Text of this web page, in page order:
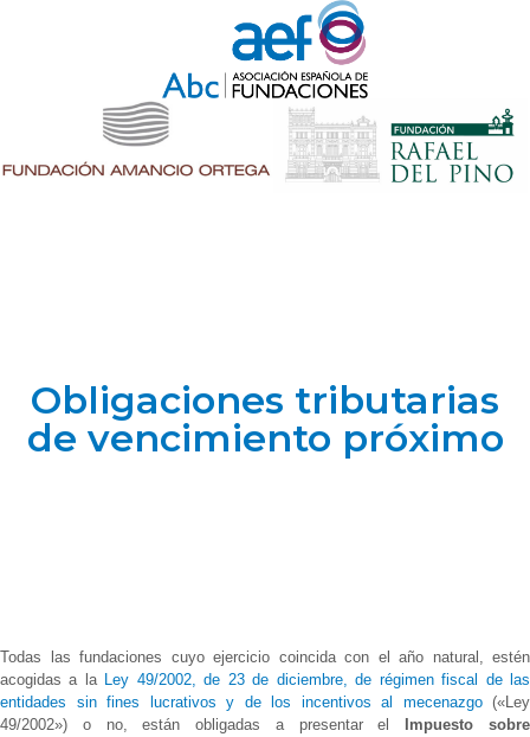
Obligaciones tributarias
de vencimiento próximo
Todas las fundaciones cuyo ejercicio coincida con el año natural, estén
acogidas a la Ley 49/2002, de 23 de diciembre, de régimen fiscal de las
entidades sin fines lucrativos y de los incentivos al mecenazgo(«Ley
49/2002») o no, están obligadas a presentar el
Impuesto sobre